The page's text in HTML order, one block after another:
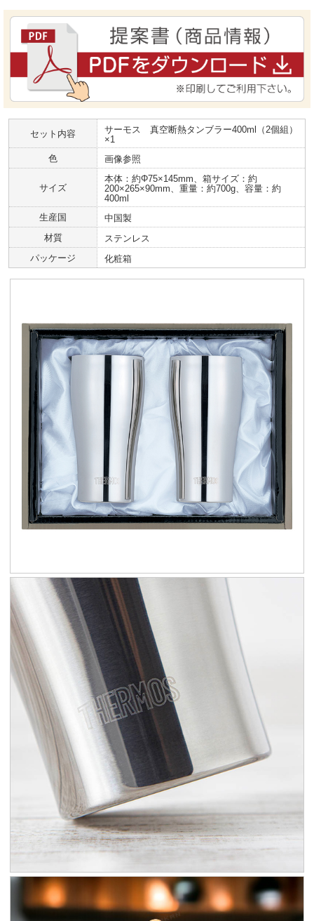
セット内容
サーモス 真空断熱タンブラー400ml（2個組）
×1
色
画像参照
サイズ
本体：約Φ75×145mm、箱サイズ：約
200×265×90mm、重量：約700g、容量：約
400ml
生産国
中国製
材質
ステンレス
パッケージ
化粧箱